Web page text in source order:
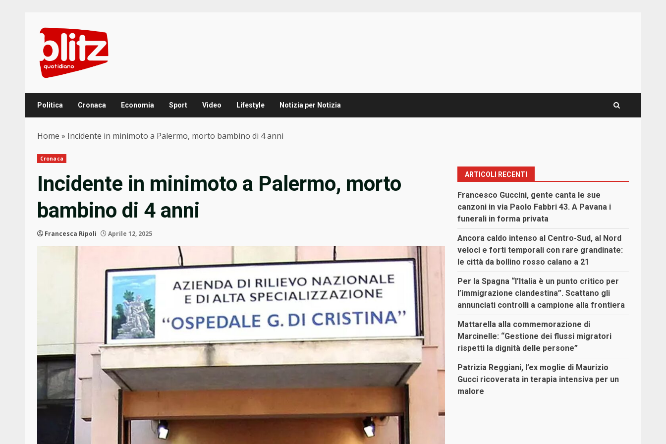
content
Politica Cronaca Economia Sport Video Lifestyle Notizia per Notizia
Home » Incidente in minimoto a Palermo, morto bambino di 4 anni
Cronaca
Incidente in minimoto a Palermo, morto
bambino di 4 anni
Francesca Ripoli Aprile 12, 2025
ARTICOLI RECENTI
Francesco Guccini, gente canta le sue
canzoni in via Paolo Fabbri 43. A Pavana i
funerali in forma privata
Ancora caldo intenso al Centro-Sud, al Nord
veloci e forti temporali con rare grandinate:
le città da bollino rosso calano a 21
Per la Spagna “l’Italia è un punto critico per
l’immigrazione clandestina”. Scattano gli
annunciati controlli a campione alla frontiera
Mattarella alla commemorazione di
Marcinelle: “Gestione dei flussi migratori
rispetti la dignità delle persone”
Patrizia Reggiani, l’ex moglie di Maurizio
Gucci ricoverata in terapia intensiva per un
malore